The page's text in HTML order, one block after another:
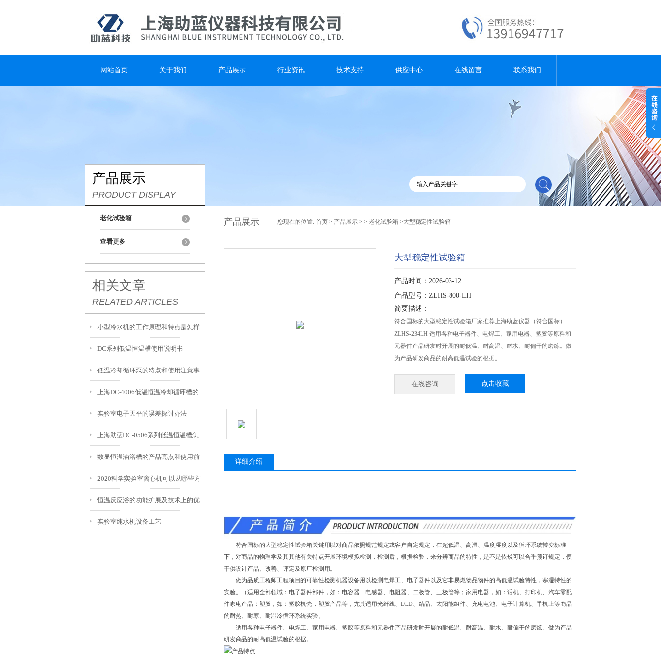
网站首页 关于我们 产品展示 行业资讯 技术支持 供应中心 在线留言 联系我们
产品展示
PRODUCT DISPLAY
老化试验箱
查看更多
相关文章
RELATED ARTICLES
小型冷水机的工作原理和特点是怎样
的？
DC系列低温恒温槽使用说明书
低温冷却循环泵的特点和使用注意事
项
上海DC-4006低温恒温冷却循环槽的
产品特点和应用
实验室电子天平的误差探讨办法
上海助蓝DC-0506系列低温恒温槽怎
么使用
数显恒温油浴槽的产品亮点和使用前
安全须知
2020科学实验室离心机可以从哪些方
面进行分类
恒温反应浴的功能扩展及技术上的优
势
实验室纯水机设备工艺
产品展示 您现在的位置: 首页 > 产品展示 > > 老化试验箱 >大型稳定性试验箱
大型稳定性试验箱
产品时间：2026-03-12
产品型号：ZLHS-800-LH
简要描述：
符合国标的大型稳定性试验箱厂家推荐上海助蓝仪器（符合国标）
ZLHS-234LH 适用各种电子器件、电焊工、家用电器、塑胶等原料和
元器件产品研发时开展的耐低温、耐高温、耐水、耐偏干的磨练。做
为产品研发商品的耐高低温试验的根据。
在线咨询 点击收藏
详细介绍
符合国标的大型稳定性试验箱关键用以对商品依照规范规定或客户自定规定，在超低温、高溫、温度湿度以及循环系统转变标准
下，对商品的物理学及其其他有关特点开展环境模拟检测，检测后，根据检验，来分辨商品的特性，是不是依然可以合乎预订规定，便
于供设计产品、改善、评定及原厂检测用。
做为品质工程师工程项目的可靠性检测机器设备用以检测电焊工、电子器件以及它非易燃物品物件的高低温试验特性，寒湿特性的
实验。（适用全部领域：电子器件部件，如：电容器、电感器、电阻器、二极管、三极管等；家用电器，如：话机、打印机、汽车零配
件家电产品；塑胶，如：塑胶机壳，塑胶产品等，尤其适用光纤线、LCD、结晶、太阳能组件、充电电池、电子计算机、手机上等商品
的耐热、耐寒、耐湿冷循环系统实验。
适用各种电子器件、电焊工、家用电器、塑胶等原料和元器件产品研发时开展的耐低温、耐高温、耐水、耐偏干的磨练。做为产品
研发商品的耐高低温试验的根据。